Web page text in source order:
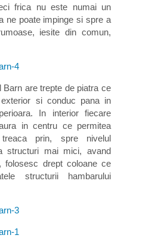
frica nu este numai un
ne poate impinge si spre a
iesite din comun,
Barn are trepte de piatra ce
si conduc pana in
In interior fiecare
in centru ce permitea
prin, spre nivelul
structuri mai mici, avand
folosesc drept coloane ce
structurii hambarului